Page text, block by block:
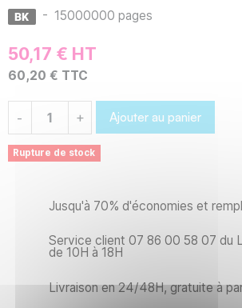
- 15000000 pages
50,17 € HT
60,20 € TTC
- + Ajouter au panier
Rupture de stock
Jusqu'à 70% d'économies et
Service client 07 86 00 58 07 du
de 10H à 18H
Livraison en 24/48H, gratuite à